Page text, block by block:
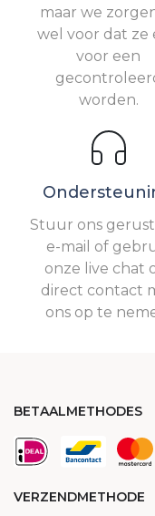
maar we
wel voor dat ze
voor een
worden.
Stuur ons
e-mail of
onze live chat
direct contact
ons op te
BETAALMETHODES
VERZENDMETHODE